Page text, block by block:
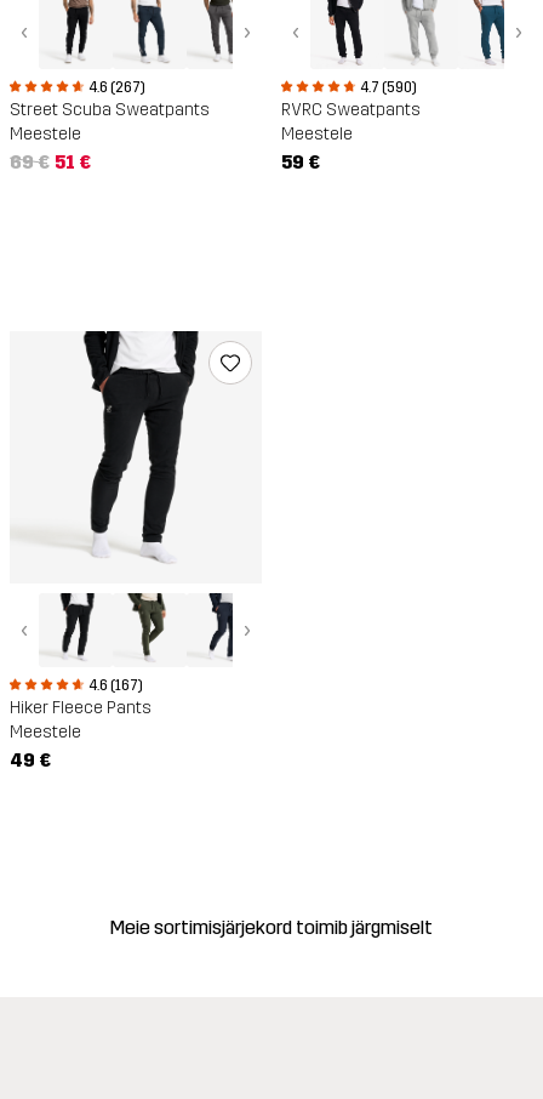
‹ ›
4.6 (267)
Street Scuba Sweatpants
Meestele
69 € 51 €
‹ ›
4.7 (590)
RVRC Sweatpants
Meestele
59 €
‹ ›
4.6 (167)
Hiker Fleece Pants
Meestele
49 €
Meie sortimisjärjekord toimib järgmiselt